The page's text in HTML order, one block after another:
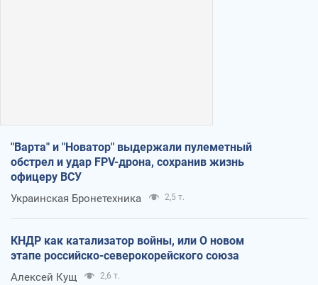
"Варта" и "Новатор" выдержали пулеметный
обстрел и удар FPV-дрона, сохранив жизнь
офицеру ВСУ
Украинская Бронетехника 2,5 т.
КНДР как катализатор войны, или О новом
этапе российско-северокорейского союза
Алексей Кущ 2,6 т.